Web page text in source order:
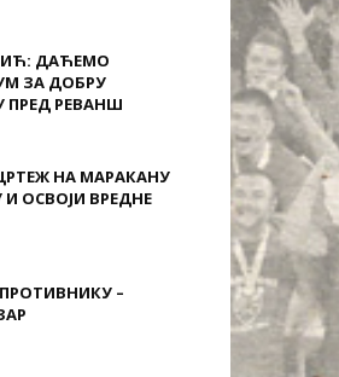
ДАЋЕМО
ЗА ДОБРУ
ПРЕД РЕВАНШ
НА МАРАКАНУ
И ОСВОЈИ ВРЕДНЕ
–